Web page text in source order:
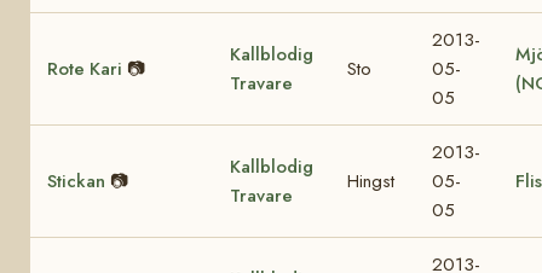
Rote Kari 📷
Kallblodig
Travare
Sto
2013-
05-
05
Stickan 📷
Kallblodig
Travare
Hingst
2013-
05-
05
2013-